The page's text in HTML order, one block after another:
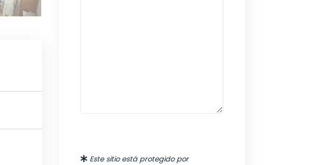
Este sitio está protegido por